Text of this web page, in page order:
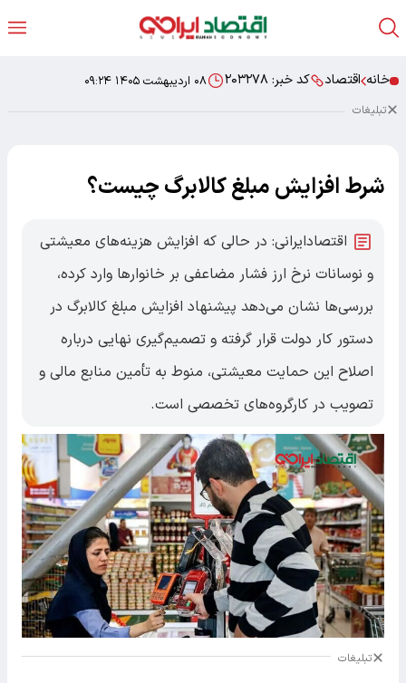
خانه اقتصاد کد خبر: ۲۰۳۲۷۸ ۰۸ اردیبهشت ۱۴۰۵ ۰۹:۲۴
تبلیغات
شرط افزایش مبلغ کالابرگ چیست؟
اقتصادایرانی: در حالی که افزایش هزینه‌های معیشتی
و نوسانات نرخ ارز فشار مضاعفی بر خانوارها وارد کرده،
بررسی‌ها نشان می‌دهد پیشنهاد افزایش مبلغ کالابرگ در
دستور کار دولت قرار گرفته و تصمیم‌گیری نهایی درباره
اصلاح این حمایت معیشتی، منوط به تأمین منابع مالی و
تصویب در کارگروه‌های تخصصی است.
تبلیغات